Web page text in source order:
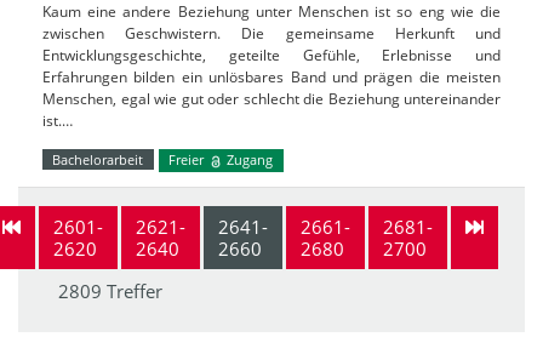
Kaum eine andere Beziehung unter Menschen ist so eng wie die
zwischen Geschwistern. Die gemeinsame Herkunft und
Entwicklungsgeschichte, geteilte Gefühle, Erlebnisse und
Erfahrungen bilden ein unlösbares Band und prägen die meisten
Menschen, egal wie gut oder schlecht die Beziehung untereinander
ist.…
Bachelorarbeit Freier Zugang
2601-
2620
2621-
2640
2641-
2660
2661-
2680
2681-
2700
2809 Treffer